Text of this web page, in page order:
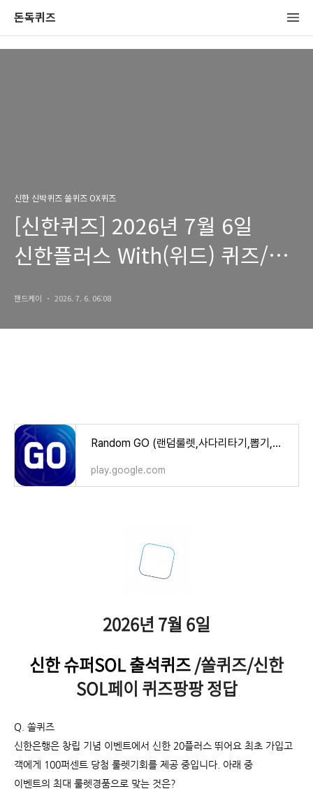
돈독퀴즈
신한 신박퀴즈 쏠퀴즈 OX퀴즈
[신한퀴즈] 2026년 7월 6일
신한플러스 With(위드) 퀴즈/
잰드케이 2026. 7. 6. 06:08
Random GO (랜덤룰렛,사다리타기,뽑기,복불복) - Google Play 앱
play.google.com
2026년 7월 6일
신한 슈퍼SOL 출석퀴즈/쏠퀴즈/신한
SOL페이 퀴즈팡팡 정답
Q. 쏠퀴즈
신한은행은 창립 기념 이벤트에서 신한 20플러스 뛰어요 최초 가입고
객에게 100퍼센트 당첨 룰렛기회를 제공 중입니다. 아래 중
이벤트의 최대 룰렛경품으로 맞는 것은?